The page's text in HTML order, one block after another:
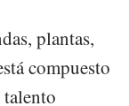
plantas,
compuesto